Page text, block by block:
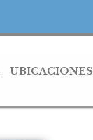
UBICACIONES